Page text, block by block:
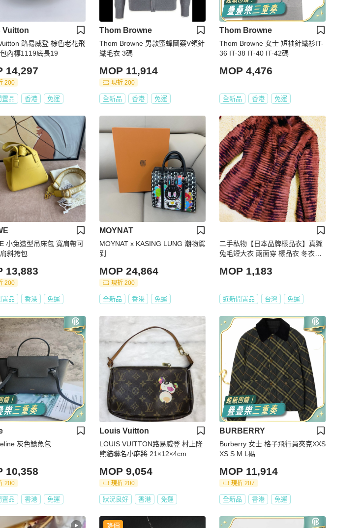
Vuitton
路易威登 棕色老花飛
內標1119底長19
14,297
200
置品 香港 免運
Thom Browne
Thom Browne 男款蜜蜂圖案V領針
織毛衣 3碼
MOP 11,914
現折 200
全新品 香港 免運
Thom Browne
Thom Browne 女士 短袖針織衫IT-
36 IT-38 IT-40 IT-42碼
MOP 4,476
全新品 香港 免運
小兔造型吊床包 寬肩帶可
斜挎包
13,883
200
置品 香港 免運
MOYNAT
MOYNAT x KASING LUNG 潮物駕
到
MOP 24,864
現折 200
全新品 香港 免運
二手私物【日本品牌樣品衣】真獺
兔毛短大衣 兩面穿 樣品衣 冬衣夏
MOP 1,183
近新閒置品 台灣 免運
灰色鯰魚包
10,358
200
置品 香港 免運
Louis Vuitton
LOUIS VUITTON路易威登 村上隆
熊貓聯名小麻將 21×12×4cm
MOP 9,054
現折 200
狀況良好 香港 免運
BURBERRY
Burberry 女士 格子飛行員夾克XXS
XS S M L碼
MOP 11,914
現折 207
全新品 香港 免運
降價